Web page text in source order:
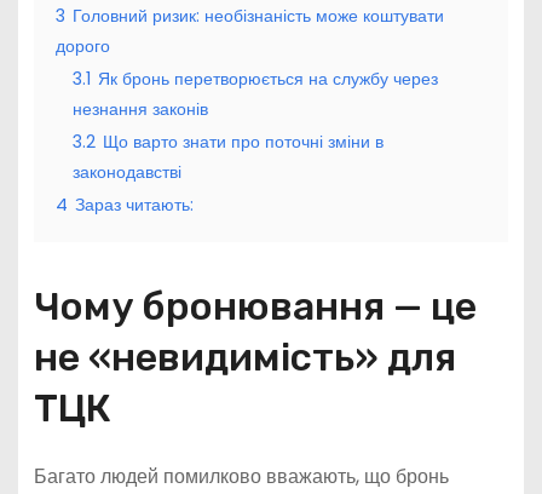
3 Головний ризик: необізнаність може коштувати
дорого
3.1 Як бронь перетворюється на службу через
незнання законів
3.2 Що варто знати про поточні зміни в
законодавстві
4 Зараз читають:
Чому бронювання — це
не «невидимість» для
ТЦК
Багато людей помилково вважають, що бронь